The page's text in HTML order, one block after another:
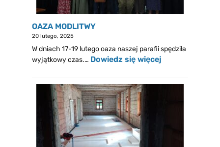
OAZA MODLITWY
20 lutego, 2025
W dniach 17-19 lutego oaza naszej parafii spędziła
wyjątkowy czas.… Dowiedz się więcej